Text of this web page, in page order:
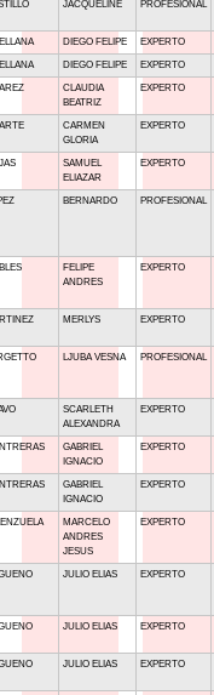
JACQUELINE PROFESIONAL
DIEGO FELIPE EXPERTO
DIEGO FELIPE EXPERTO
CLAUDIA
BEATRIZ
EXPERTO
CARMEN
GLORIA
EXPERTO
SAMUEL
ELIAZAR
EXPERTO
BERNARDO PROFESIONAL
FELIPE
ANDRES
EXPERTO
MERLYS EXPERTO
LJUBA VESNA PROFESIONAL
SCARLETH
ALEXANDRA
EXPERTO
GABRIEL
IGNACIO
EXPERTO
GABRIEL
IGNACIO
EXPERTO
MARCELO
ANDRES
JESUS
EXPERTO
JULIO ELIAS EXPERTO
JULIO ELIAS EXPERTO
JULIO ELIAS EXPERTO